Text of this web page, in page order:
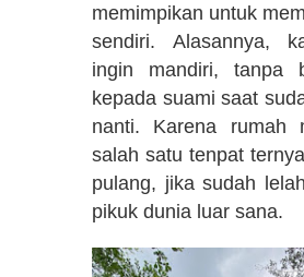
memimpikan untuk
sendiri. Alasannya,
ingin mandiri, tanpa
kepada suami saat
nanti. Karena rumah
salah satu tenpat
pulang, jika sudah
pikuk dunia luar sana.